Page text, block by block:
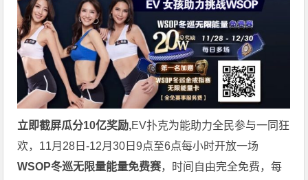
立即截屏瓜分10亿奖励,EV扑克为能助力全民参与一同狂
欢，11月28日-12月30日9点至6点每小时开放一场
WSOP冬巡无限量能量免费赛，时间自由完全免费，每